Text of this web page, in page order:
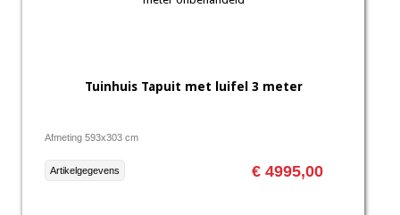
Tuinhuis Tapuit met luifel 3 meter
Afmeting 593x303 cm
€ 4995,00
Artikelgegevens